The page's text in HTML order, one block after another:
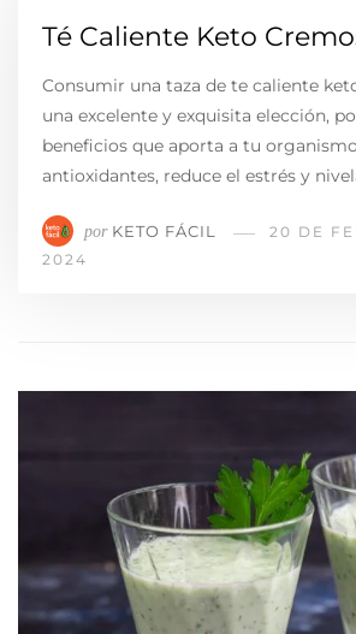
Té Caliente Keto
Consumir una taza de te caliente
una excelente y exquisita elección,
beneficios que aporta a tu
antioxidantes, reduce el estrés y
por KETO FÁCIL
20 DE
2024